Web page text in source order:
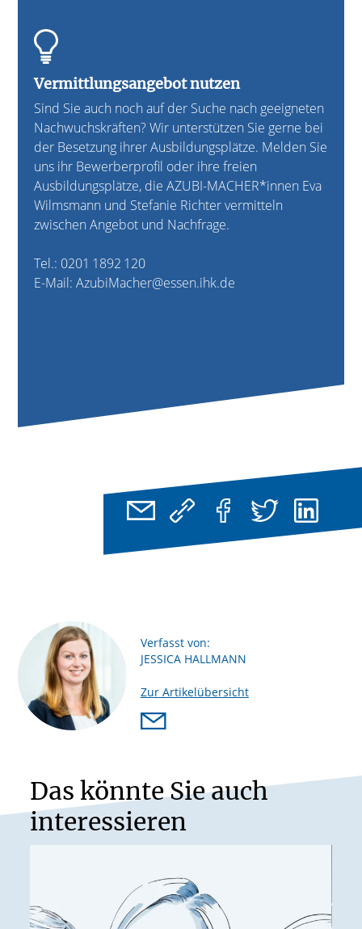
Vermittlungsangebot nutzen
Sind Sie auch noch auf der Suche nach geeigneten
Nachwuchskräften? Wir unterstützen Sie gerne bei
der Besetzung ihrer Ausbildungsplätze. Melden Sie
uns ihr Bewerberprofil oder ihre freien
Ausbildungsplätze, die AZUBI-MACHER*innen Eva
Wilmsmann und Stefanie Richter vermitteln
zwischen Angebot und Nachfrage.
Tel.: 0201 1892 120
E-Mail: AzubiMacher@essen.ihk.de
Verfasst von:
JESSICA HALLMANN
Zur Artikelübersicht
Das könnte Sie auch
interessieren